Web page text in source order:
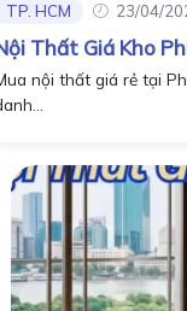
TP. HCM 23/04/
Thất Giá Kho
nội thất giá rẻ tại